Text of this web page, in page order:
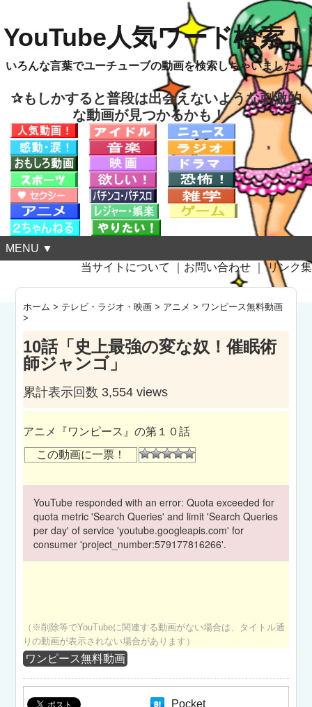
YouTube人気ワード検索！
いろんな言葉でユーチューブの動画を検索しちゃいました～
✰もしかすると普段は出会えないような刺激的
な動画が見つかるかも！
MENU ▼
当サイトについて
お問い合わせ ｜リンク集
ホーム > テレビ・ラジオ・映画 > アニメ > ワンピース無料動画
>
10話「史上最強の変な奴！催眠術
師ジャンゴ」
累計表示回数 3,554 views
アニメ『ワンピース』の第１０話
この動画に一票！
YouTube responded with an error: Quota exceeded for
quota metric 'Search Queries' and limit 'Search Queries
per day' of service 'youtube.googleapis.com' for
consumer 'project_number:579177816266'.
（※削除等でYouTubeに関連する動画がない場合は、タイトル通
りの動画が表示されない場合があります）
ワンピース無料動画
Pocket